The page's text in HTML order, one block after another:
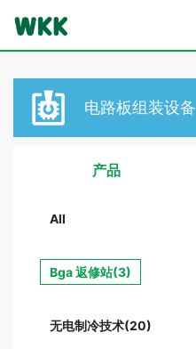
电路板组装设备
产品
All
Bga 返修站(3)
无电制冷技术(20)